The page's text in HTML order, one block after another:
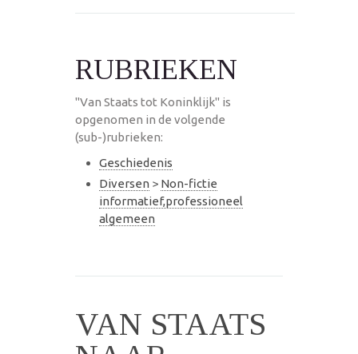
RUBRIEKEN
"Van Staats tot Koninklijk" is
opgenomen in de volgende
(sub-)rubrieken:
Geschiedenis
Diversen > Non-fictie
informatief,professioneel
algemeen
VAN STAATS